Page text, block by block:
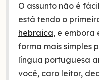
O assunto não é
está tendo o
hebraica, e embora
forma mais simples
língua portuguesa
você, caro leitor,